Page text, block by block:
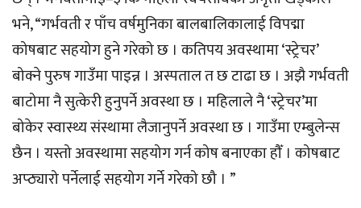
भने, “गर्भवती र पाँच वर्षमुनिका बालबालिकालाई विपद्मा
कोषबाट सहयोग हुने गरेको छ । कतिपय अवस्थामा ‘स्ट्रेचर’
बोक्ने पुरुष गाउँमा पाइन्न । अस्पताल त छ टाढा छ । अझै गर्भवती
बाटोमा नै सुत्केरी हुनुपर्ने अवस्था छ । महिलाले नै ‘स्ट्रेचर’मा
बोकेर स्वास्थ्य संस्थामा लैजानुपर्ने अवस्था छ । गाउँमा एम्बुलेन्स
छैन । यस्तो अवस्थामा सहयोग गर्न कोष बनाएका हौँ । कोषबाट
अप्ठ्यारो पर्नेलाई सहयोग गर्ने गरेको छौ । ”